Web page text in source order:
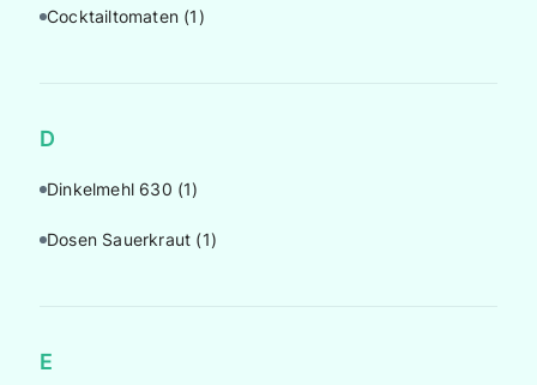
Cocktailtomaten (1)
D
Dinkelmehl 630 (1)
Dosen Sauerkraut (1)
E